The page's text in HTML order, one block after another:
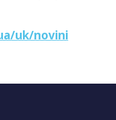
uk/novini